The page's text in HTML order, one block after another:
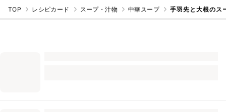
TOP レシピカード スープ・汁物 中華スープ 手羽先と大根の